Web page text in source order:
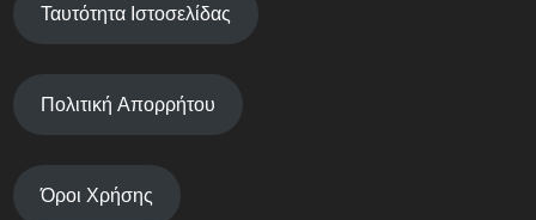
Ταυτότητα Ιστοσελίδας
Πολιτική Απορρήτου
Όροι Χρήσης